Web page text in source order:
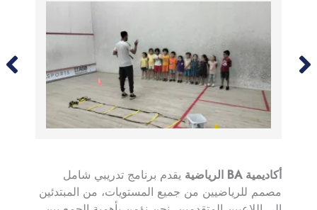
أكاديمية BA الرياضية
يقدم برنامج تدريبي شامل
مصمم للرياضيين من جميع المستويات، من المبتدئين